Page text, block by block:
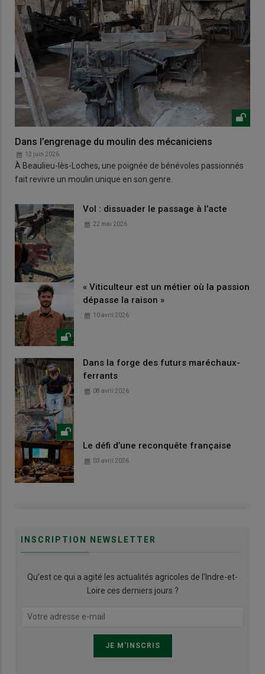
Dans l’engrenage du moulin des mécaniciens
12 juin 2026
À Beaulieu-lès-Loches, une poignée de bénévoles passionnés
fait revivre un moulin unique en son genre.
Vol : dissuader le passage à l’acte
22 mai 2026
« Viticulteur est un métier où la passion
dépasse la raison »
10 avril 2026
Dans la forge des futurs maréchaux-
ferrants
08 avril 2026
Le défi d’une reconquête française
03 avril 2026
INSCRIPTION NEWSLETTER
Qu’est ce qui a agité les actualités agricoles de l'Indre-et-
Loire ces derniers jours ?